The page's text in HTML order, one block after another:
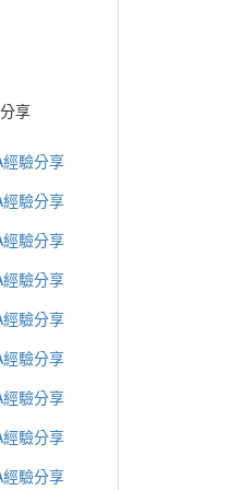
享
驗分享
驗分享
驗分享
驗分享
驗分享
驗分享
驗分享
驗分享
驗分享